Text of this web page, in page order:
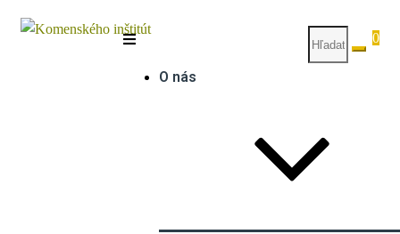
O nás
0